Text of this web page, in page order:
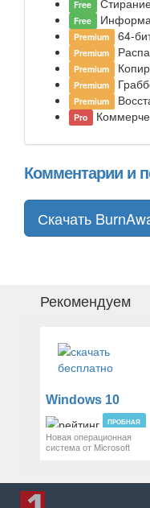
Free
Free
Premium 64-
Premium
Premium
Premium
Premium
Pro
Комментарии и
Скачать
Рекомендуем
Windows 10
ПРОБНАЯ
Новая операционная
система от Microsoft